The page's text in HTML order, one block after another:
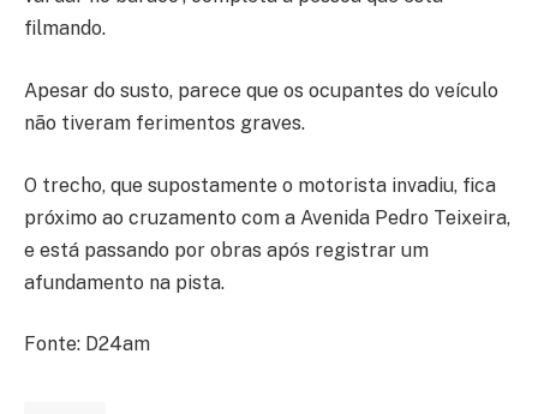
filmando.
Apesar do susto, parece que os ocupantes do veículo
não tiveram ferimentos graves.
O trecho, que supostamente o motorista invadiu, fica
próximo ao cruzamento com a Avenida Pedro Teixeira,
e está passando por obras após registrar um
afundamento na pista.
Fonte: D24am